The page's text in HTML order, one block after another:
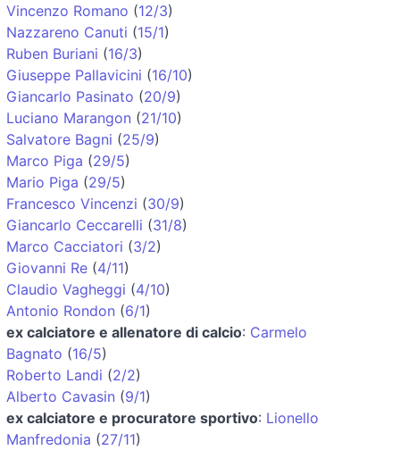
Vincenzo Romano (12/3)
Nazzareno Canuti (15/1)
Ruben Buriani (16/3)
Giuseppe Pallavicini (16/10)
Giancarlo Pasinato (20/9)
Luciano Marangon (21/10)
Salvatore Bagni (25/9)
Marco Piga (29/5)
Mario Piga (29/5)
Francesco Vincenzi (30/9)
Giancarlo Ceccarelli (31/8)
Marco Cacciatori (3/2)
Giovanni Re (4/11)
Claudio Vagheggi (4/10)
Antonio Rondon (6/1)
ex calciatore e allenatore di calcio: Carmelo
Bagnato (16/5)
Roberto Landi (2/2)
Alberto Cavasin (9/1)
ex calciatore e procuratore sportivo: Lionello
Manfredonia (27/11)